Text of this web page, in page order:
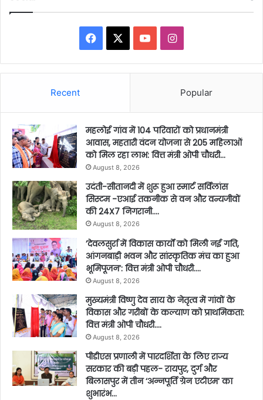
Facebook YouTubeInstagram
Recent Popular
महलोई गांव में 104 परिवारों को प्रधानमंत्री
आवास, महतारी वंदन योजना से 205 महिलाओं
को मिल रहा लाभ: वित्त मंत्री ओपी चौधरी…
August 8, 2026
उदंती-सीतानदी में शुरू हुआ स्मार्ट सर्विलांस
सिस्टम -एआई तकनीक से वन और वन्यजीवों
की 24X7 निगरानी….
August 8, 2026
’देवलसुर्रा में विकास कार्यों को मिली नई गति,
आंगनबाड़ी भवन और सांस्कृतिक मंच का हुआ
भूमिपूजन’: वित्त मंत्री ओपी चौधरी….
August 8, 2026
मुख्यमंत्री विष्णु देव साय के नेतृत्व में गांवों के
विकास और गरीबों के कल्याण को प्राथमिकता:
वित्त मंत्री ओपी चौधरी….
August 8, 2026
पीडीएस प्रणाली में पारदर्शिता के लिए राज्य
सरकार की बड़ी पहल- रायपुर, दुर्ग और
बिलासपुर में तीन ‘अन्नपूर्ति ग्रेन एटीएम‘ का
शुभारंभ…